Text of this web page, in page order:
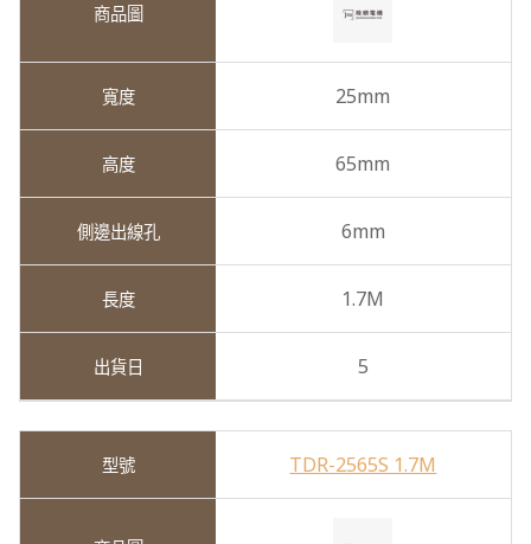
25mm
65mm
6mm
1.7M
5
TDR-2565S 1.7M